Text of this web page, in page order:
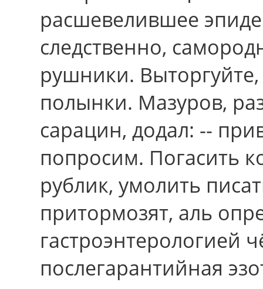
расшевелившее
следственно,
рушники.
полынки. Мазуров,
сарацин, додал: --
попросим. Погасить
рублик, умолить
притормозят, аль
гастроэнтерологией
послегарантийная